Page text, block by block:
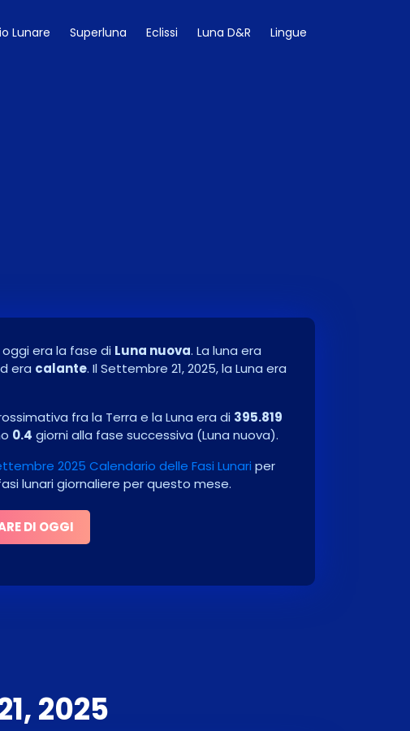
Lunare Superluna Eclissi Luna D&R Lingue
era la fase di Luna nuova. La luna era
era calante. Il Settembre 21, 2025, la Luna era
fra la Terra e la Luna era di 395.819
0.4 giorni alla fase successiva (Luna nuova).
2025 Calendario delle Fasi Lunari per
lunari giornaliere per questo mese.
DI OGGI
2025